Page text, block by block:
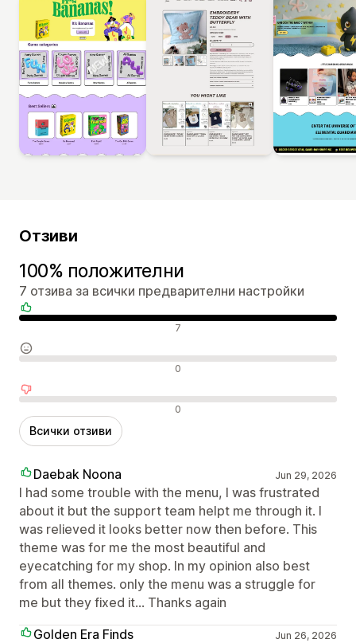
Отзиви
100% положителни
7 отзива за всички предварителни настройки
Положителни отзиви 7
Неутрални отзиви 0
Отрицателни отзиви 0
Всички отзиви
Daebak Noona Jun 29, 2026
I had some trouble with the menu, I was frustrated
about it but the support team helpt me through it. I
was relieved it looks better now then before. This
theme was for me the most beautiful and
eyecatching for my shop. In my opinion also best
from all themes. only the menu was a struggle for
me but they fixed it... Thanks again
Golden Era Finds
Jun 26, 2026